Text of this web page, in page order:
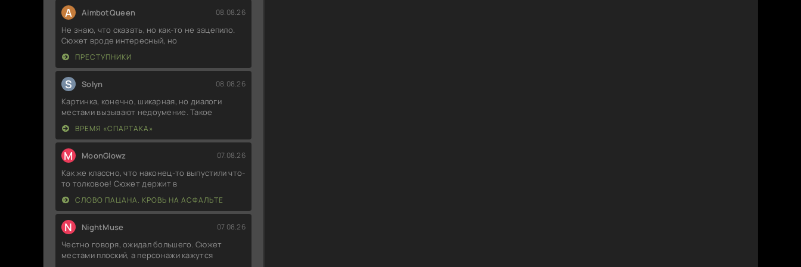
A AimbotQueen 08.08.26
Не знаю, что сказать, но как-то не зацепило.
Сюжет вроде интересный, но
ПРЕСТУПНИКИ
S Solyn 08.08.26
Картинка, конечно, шикарная, но диалоги
местами вызывают недоумение. Такое
ВРЕМЯ «СПАРТАКА»
M MoonGlowz 07.08.26
Как же классно, что наконец-то выпустили что-
то толковое! Сюжет держит в
СЛОВО ПАЦАНА. КРОВЬ НА АСФАЛЬТЕ
N NightMuse 07.08.26
Честно говоря, ожидал большего. Сюжет
местами плоский, а персонажи кажутся